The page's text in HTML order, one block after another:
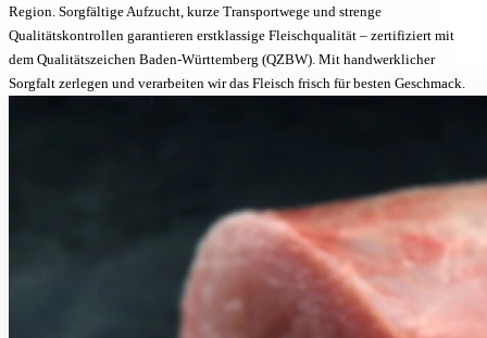
Region. Sorgfältige Aufzucht, kurze Transportwege und strenge
Qualitätskontrollen garantieren erstklassige Fleischqualität – zertifiziert mit
dem Qualitätszeichen Baden-Württemberg (QZBW). Mit handwerklicher
Sorgfalt zerlegen und verarbeiten wir das Fleisch frisch für besten Geschmack.